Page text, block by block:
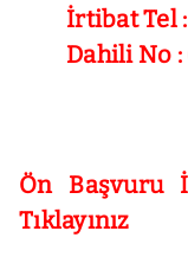
İrtibat Tel :
Dahili No
Ön Başvuru
Tıklayınız